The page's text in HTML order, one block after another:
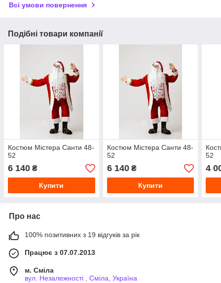
Всі умови повернення
Подібні товари компанії
Костюм Містера Санти 48-
52
6 140 ₴
Купити
Костюм Містера Санти 48-
52
6 140₴
Купити
52
4
Про нас
100% позитивних з 19 відгуків за рік
Працює з 07.07.2013
м. Сміла
вул. Незалежності , Сміла, Україна